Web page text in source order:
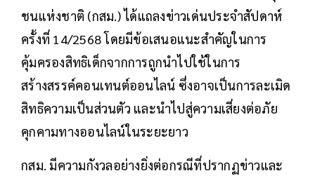
ชนแห่งชาติ (กสม.) ได้แถลงข่าวเด่นประจำสัปดาห์
ครั้งที่ 14/2568 โดยมีข้อเสนอแนะสำคัญในการ
คุ้มครองสิทธิเด็กจากการถูกนำไปใช้ในการ
สร้างสรรค์คอนเทนต์ออนไลน์ ซึ่งอาจเป็นการละเมิด
สิทธิความเป็นส่วนตัว และนำไปสู่ความเสี่ยงต่อภัย
คุกคามทางออนไลน์ในระยะยาว
กสม. มีความกังวลอย่างยิ่งต่อกรณีที่ปรากฏข่าวและ